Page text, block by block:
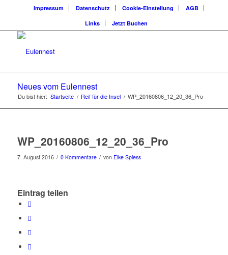
Impressum Datenschutz Cookie-Einstellung
AGB
Links
Jetzt Buchen
Neues vom Eulennest
Du bist hier: Startseite / Reif für die Insel / WP_20160806_12_20_36_Pro
WP_20160806_12_20_36_Pro
7. August 2016 / 0 Kommentare / von Elke Spiess
Eintrag teilen